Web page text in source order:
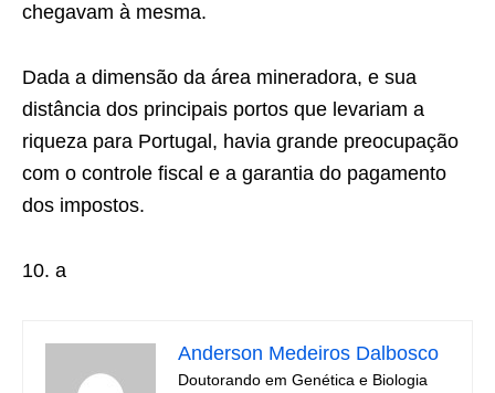
chegavam à mesma.
Dada a dimensão da área mineradora, e sua
distância dos principais portos que levariam a
riqueza para Portugal, havia grande preocupação
com o controle fiscal e a garantia do pagamento
dos impostos.
10. a
Anderson Medeiros Dalbosco
Doutorando em Genética e Biologia